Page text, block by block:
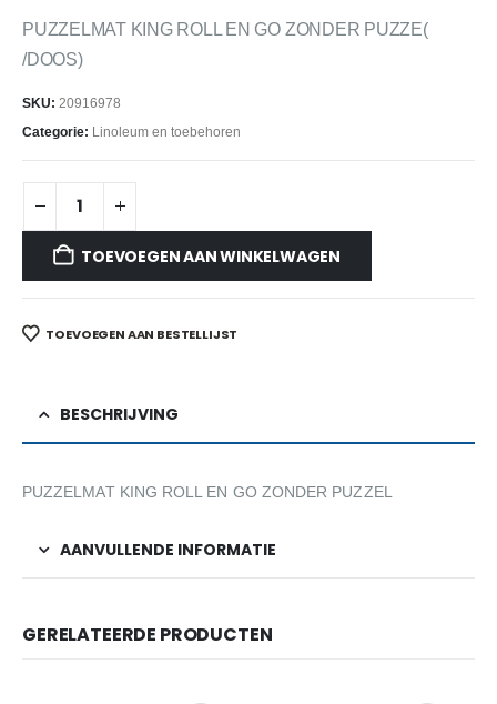
PUZZELMAT KING ROLL EN GO ZONDER PUZZE(
/DOOS)
SKU: 20916978
Categorie: Linoleum en toebehoren
TOEVOEGEN AAN WINKELWAGEN
TOEVOEGEN AAN BESTELLIJST
BESCHRIJVING
PUZZELMAT KING ROLL EN GO ZONDER PUZZEL
AANVULLENDE INFORMATIE
GERELATEERDE PRODUCTEN